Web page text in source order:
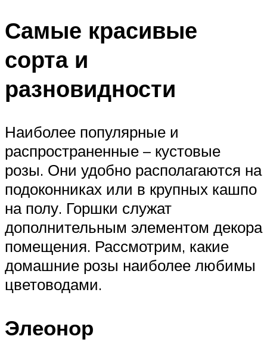
Самые красивые
сорта и
разновидности
Наиболее популярные и
распространенные – кустовые
розы. Они удобно располагаются на
подоконниках или в крупных кашпо
на полу. Горшки служат
дополнительным элементом декора
помещения. Рассмотрим, какие
домашние розы наиболее любимы
цветоводами.
Элеонор